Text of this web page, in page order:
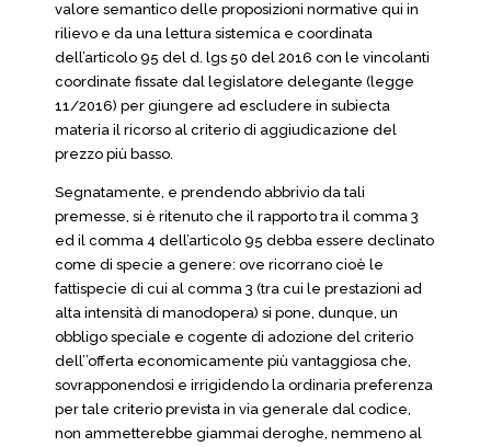
valore semantico delle proposizioni normative qui in
rilievo e da una lettura sistemica e coordinata
dell’articolo 95 del d. lgs 50 del 2016 con le vincolanti
coordinate fissate dal legislatore delegante (legge
11/2016) per giungere ad escludere in subiecta
materia il ricorso al criterio di aggiudicazione del
prezzo più basso.
Segnatamente, e prendendo abbrivio da tali
premesse, si è ritenuto che il rapporto tra il comma 3
ed il comma 4 dell’articolo 95 debba essere declinato
come di specie a genere: ove ricorrano cioè le
fattispecie di cui al comma 3 (tra cui le prestazioni ad
alta intensità di manodopera) si pone, dunque, un
obbligo speciale e cogente di adozione del criterio
dell’’offerta economicamente più vantaggiosa che,
sovrapponendosi e irrigidendo la ordinaria preferenza
per tale criterio prevista in via generale dal codice,
non ammetterebbe giammai deroghe, nemmeno al